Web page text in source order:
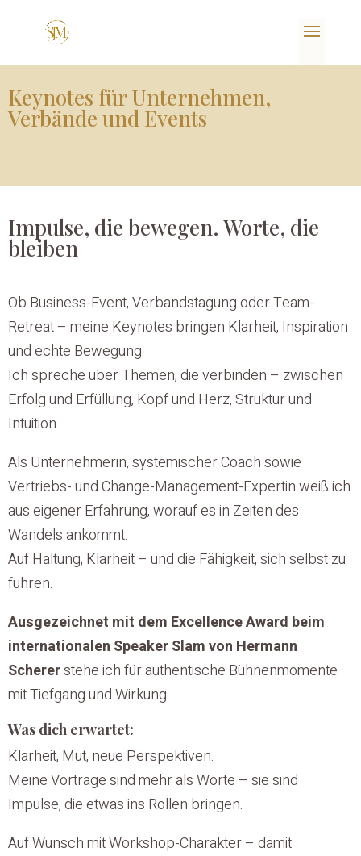
Keynotes für Unternehmen,
Verbände und Events
Impulse, die bewegen. Worte, die
bleiben
Ob Business-Event, Verbandstagung oder Team-
Retreat – meine Keynotes bringen Klarheit, Inspiration
und echte Bewegung.
Ich spreche über Themen, die verbinden – zwischen
Erfolg und Erfüllung, Kopf und Herz, Struktur und
Intuition.
Als Unternehmerin, systemischer Coach sowie
Vertriebs- und Change-Management-Expertin weiß ich
aus eigener Erfahrung, worauf es in Zeiten des
Wandels ankommt:
Auf Haltung, Klarheit – und die Fähigkeit, sich selbst zu
führen.
Ausgezeichnet mit dem Excellence Award beim
internationalen Speaker Slam von Hermann
Schererstehe ich für authentische Bühnenmomente
mit Tiefgang und Wirkung.
Was dich erwartet:
Klarheit, Mut, neue Perspektiven.
Meine Vorträge sind mehr als Worte – sie sind
Impulse, die etwas ins Rollen bringen.
Auf Wunsch mit Workshop-Charakter – damit